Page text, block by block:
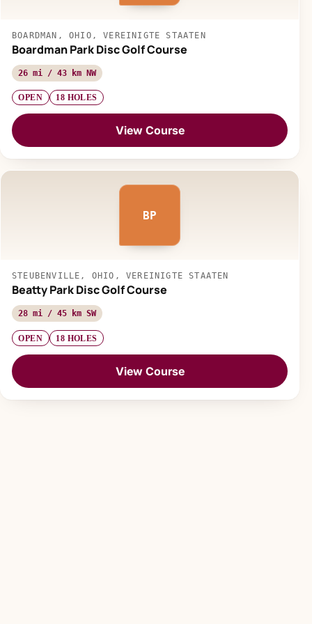
BOARDMAN, OHIO, VEREINIGTE STAATEN
Boardman Park Disc Golf Course
26 mi / 43 km NW
OPEN 18 HOLES
View Course
BP
STEUBENVILLE, OHIO, VEREINIGTE STAATEN
Beatty Park Disc Golf Course
28 mi / 45 km SW
OPEN 18 HOLES
View Course